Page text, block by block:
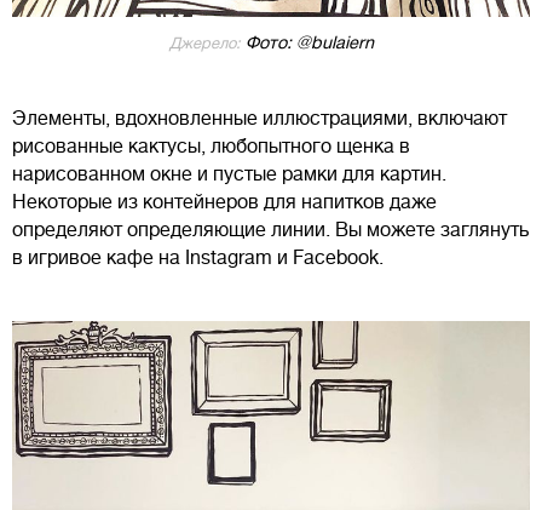
Джерело:Фото: @bulaiern
Элементы, вдохновленные иллюстрациями, включают
рисованные кактусы, любопытного щенка в
нарисованном окне и пустые рамки для картин.
Некоторые из контейнеров для напитков даже
определяют определяющие линии. Вы можете заглянуть
в игривое кафе на Instagram и Facebook.